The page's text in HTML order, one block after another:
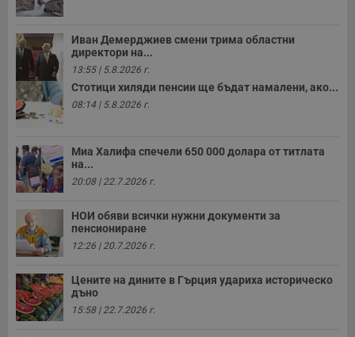
Иван Демерджиев смени трима областни
директори на...
13:55 | 5.8.2026 г.
Стотици хиляди пенсии ще бъдат намалени, ако...
08:14 | 5.8.2026 г.
Миа Халифа спечели 650 000 долара от титлата
на...
20:08 | 22.7.2026 г.
НОИ обяви всички нужни документи за
пенсиониране
12:26 | 20.7.2026 г.
Цените на дините в Гърция удариха историческо
дъно
15:58 | 22.7.2026 г.